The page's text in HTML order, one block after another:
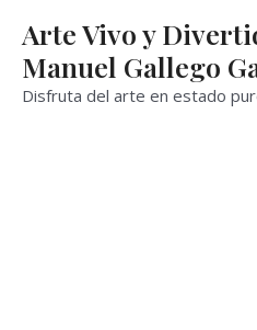
contenido
Arte Vivo y
Manuel Gallego
Disfruta del arte en estado